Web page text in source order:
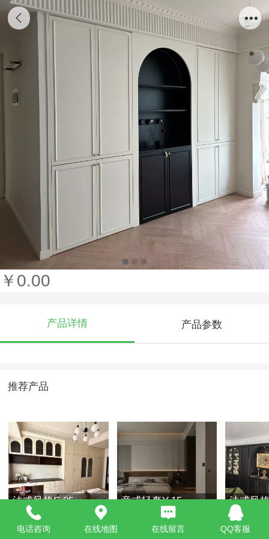
法式风格F-10
￥0.00
产品详情 产品参数
推荐产品
法式风格F-05 意式轻奢Y-15 法式风
电话咨询 在线地图 在线留言 QQ客服